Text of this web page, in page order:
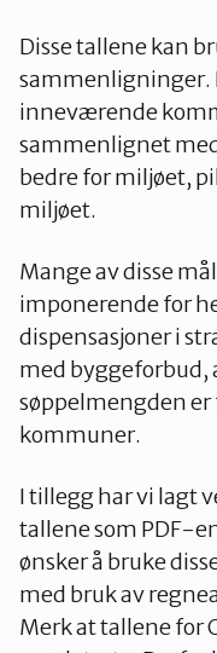
Disse tallene kan
sammenligninger.
inneværende
sammenlignet
bedre for miljøet,
miljøet.
Mange av disse
imponerende for
dispensasjoner i
med byggeforbud,
søppelmengden er
kommuner.
I tillegg har vi lagt
tallene som PDF-
ønsker å bruke
med bruk av
Merk at tallene for